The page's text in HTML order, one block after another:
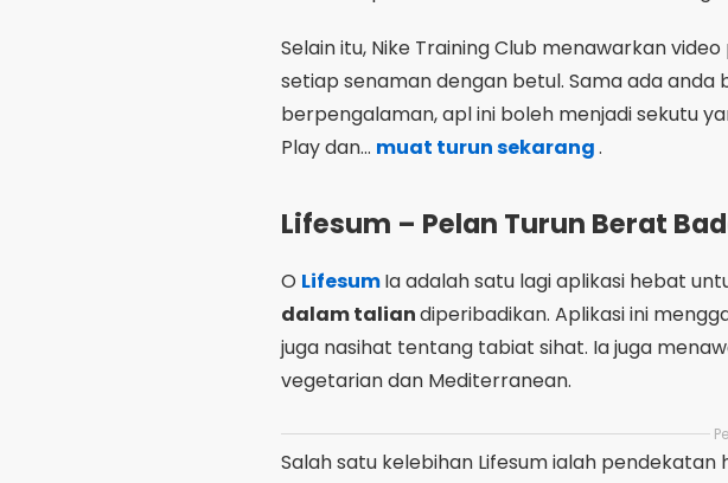
juga nasihat tentang tabiat sihat. Ia juga
vegetarian dan Mediterranean.
Salah satu kelebihan Lifesum ialah
sedang mencari...aplikasi untuk
asas, Lifesum ialah pilihan yang bagus. Lakukan
mulakan transformasi anda.
Strava – Motivasi untuk Atlet
OStravaIa sesuai untuk mereka yang gemar
bukan sahaja menjejaki aktiviti anda tetapi